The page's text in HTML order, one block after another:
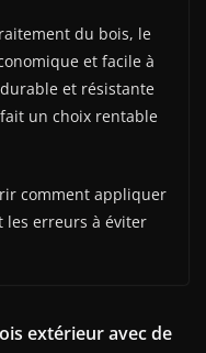
du bois, le
et facile à
et résistante
un choix rentable
comment appliquer
erreurs à éviter
extérieur avec de